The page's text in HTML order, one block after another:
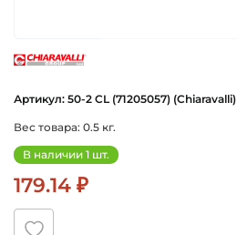
Артикул: 50-2 CL (71205057) (Chiaravalli)
Вес товара: 0.5 кг.
В наличии 1 шт.
179.14 ₽